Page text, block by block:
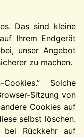
Das sind kleine
Ihrem Endgerät
unser Angebot
zu machen.
Solche
Sitzung von
Cookies auf
selbst löschen.
bei Rückkehr auf